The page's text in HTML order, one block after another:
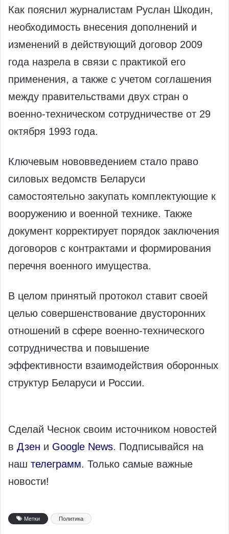
Как пояснил журналистам Руслан Шкодин,
необходимость внесения дополнений и
изменений в действующий договор 2009
года назрела в связи с практикой его
применения, а также с учетом соглашения
между правительствами двух стран о
военно-техническом сотрудничестве от 29
октября 1993 года.
Ключевым нововведением стало право
силовых ведомств Беларуси
самостоятельно закупать комплектующие к
вооружению и военной технике. Также
документ корректирует порядок заключения
договоров с контрактами и формирования
перечня военного имущества.
В целом принятый протокол ставит своей
целью совершенствование двусторонних
отношений в сфере военно-технического
сотрудничества и повышение
эффективности взаимодействия оборонных
структур Беларуси и России.
Сделай Чеснок своим источником новостей
в Дзен и Google News. Подписывайся на
наш телеграмм. Только самые важные
новости!
Метки Политика